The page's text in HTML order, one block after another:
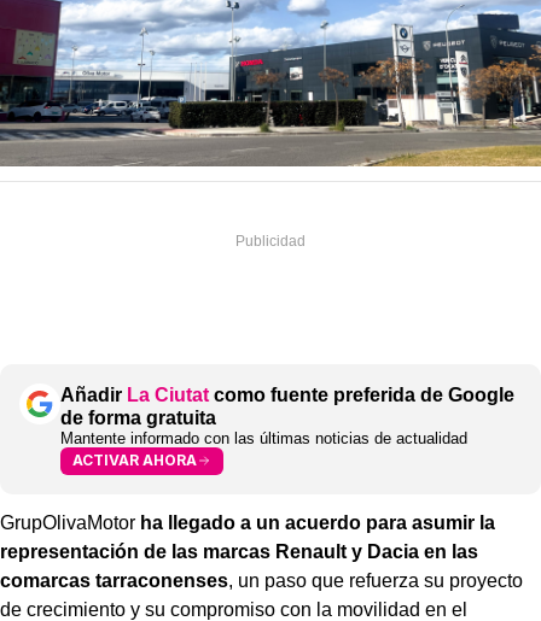
Añadir La Ciutat como fuente preferida de Google
de forma gratuita
Mantente informado con las últimas noticias de actualidad
ACTIVAR AHORA
GrupOlivaMotor ha llegado a un acuerdo para asumir la
representación de las marcas Renault y Dacia en las
comarcas tarraconenses, un paso que refuerza su proyecto
de crecimiento y su compromiso con la movilidad en el